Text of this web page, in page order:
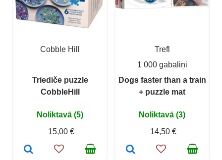
Cobble Hill
Triediče puzzle
CobbleHill
Noliktavā (5)
15,00 €
Trefl
1 000 gabaliņi
Dogs faster than a train
+ puzzle mat
Noliktavā (3)
14,50 €